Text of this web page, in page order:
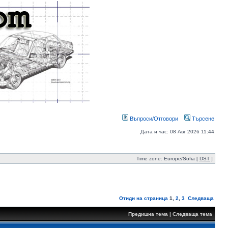
Въпроси/Отговори Търсене
Дата и час: 08 Авг 2026 11:44
Time zone: Europe/Sofia [ DST ]
Отиди на страница 1 2 3 Следваща
Предишна тема | Следваща тема